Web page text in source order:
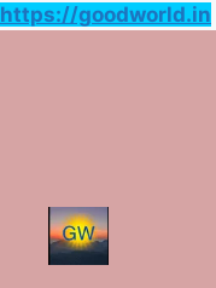
https://goodworld.in